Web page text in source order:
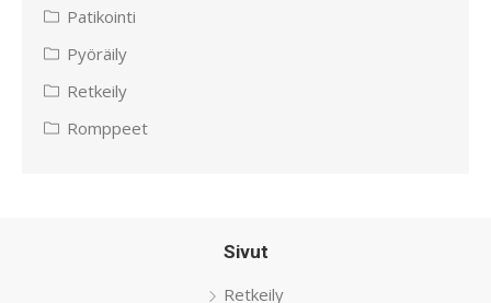
Patikointi
Pyöräily
Retkeily
Romppeet
Sivut
Retkeily